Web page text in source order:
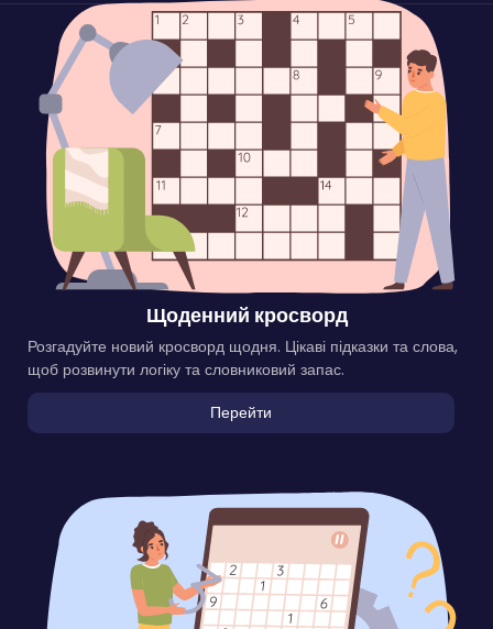
Щоденний кросворд
Розгадуйте новий кросворд щодня. Цікаві підказки та слова,
щоб розвинути логіку та словниковий запас.
Перейти